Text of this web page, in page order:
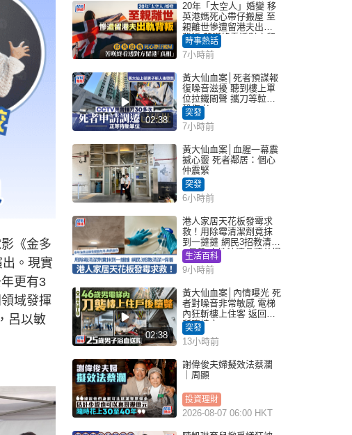
《金多
。現實
更有3
域發揮
呂以敏
20年「太空人」婚變 移
英港媽死心帶仔搬屋 至
親離世慘遭留港夫出軌
背叛 苦嘆終看透對方留
港「真相」｜Juicy叮
時事熱話
7小時前
02:38
黃大仙血案│死者預謀報
復噪音滋擾 聽到樓上單
位拉鐵閘聲 攜刀等𨋢伏
擊傷者
突發
7小時前
黃大仙血案│血腥一幕震
撼心靈 死者鄰居：個心
仲震緊
突發
6小時前
港人家居天花板發霉求
救！用除霉清潔劑竟抹
到一撻撻 網民3招教清潔
+保養 本地油漆品牌曾提
醒勿用1物防變色
生活百科
9小時前
02:38
黃大仙血案│內情曝光 死
者對噪音非常敏感 電梯
內狂斬樓上住客 返回住
所墮樓亡
突發
13小時前
謝偉俊夫婦擬效法蔡瀾
｜周顯
投資理財
2026-08-07 06:00 HKT